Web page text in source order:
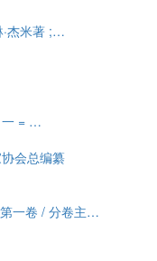
·杰米著 ;…
一 = …
会总编纂
一卷 / 分卷主…